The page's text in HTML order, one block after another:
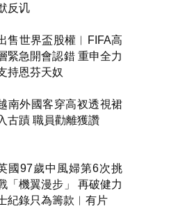
反讥
售世界盃股權︱FIFA高
緊急開會認錯 重申全力
持恩芬天奴
南外國客穿高衩透視裙
古蹟 職員勸離獲讚
國97歲中風婦第6次挑
「機翼漫步」 再破健力
紀錄只為籌款︱有片